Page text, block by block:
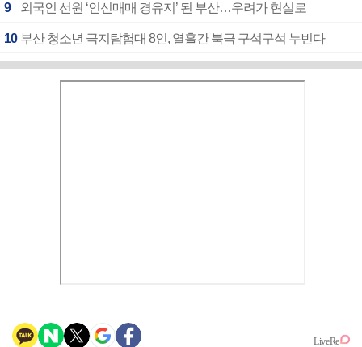
9 외국인 선원 ‘인신매매 경유지’ 된 부산…우려가 현실로
10 부산 청소년 극지탐험대 8인, 열흘간 북극 구석구석 누빈다